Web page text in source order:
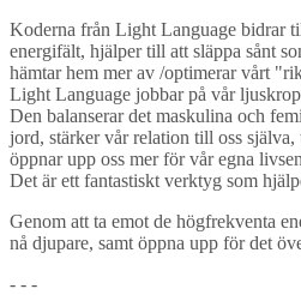
Koderna från Light Language bidrar
energifält, hjälper till att släppa sånt
hämtar hem mer av /optimerar vårt
Light Language jobbar på vår
Den balanserar det maskulina och
jord, stärker vår relation till oss
öppnar upp oss mer för vår egna
Det är ett fantastiskt verktyg som
Genom att ta emot de högfrekventa
nå djupare, samt öppna upp för det
- - -